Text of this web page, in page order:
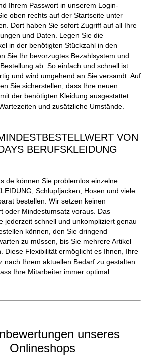
Ihrem Passwort in unserem Login-
oben rechts auf der Startseite unter
Dort haben Sie sofort Zugriff auf all Ihre
und Daten. Legen Sie die
in der benötigten Stückzahl in den
Sie Ihr bevorzugtes Bezahlsystem und
ab. So einfach und schnell ist
und wird umgehend an Sie versandt. Auf
Sie sicherstellen, dass Ihre neuen
der benötigten Kleidung ausgestattet
und zusätzliche Umstände.
VON
BERUFSKLEIDUNG
können Sie problemlos einzelne
Schlupfjacken, Hosen und viele
bestellen. Wir setzen keinen
oder Mindestumsatz voraus. Das
jederzeit schnell und unkompliziert genau
können, den Sie dringend
zu müssen, bis Sie mehrere Artikel
Diese Flexibilität ermöglicht es Ihnen, Ihre
nach Ihrem aktuellen Bedarf zu gestalten
Ihre Mitarbeiter immer optimal
unseres
Onlineshops